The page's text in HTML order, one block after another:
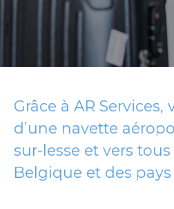
Grâce à AR Services,
d’une navette
sur-lesse et vers
Belgique et des